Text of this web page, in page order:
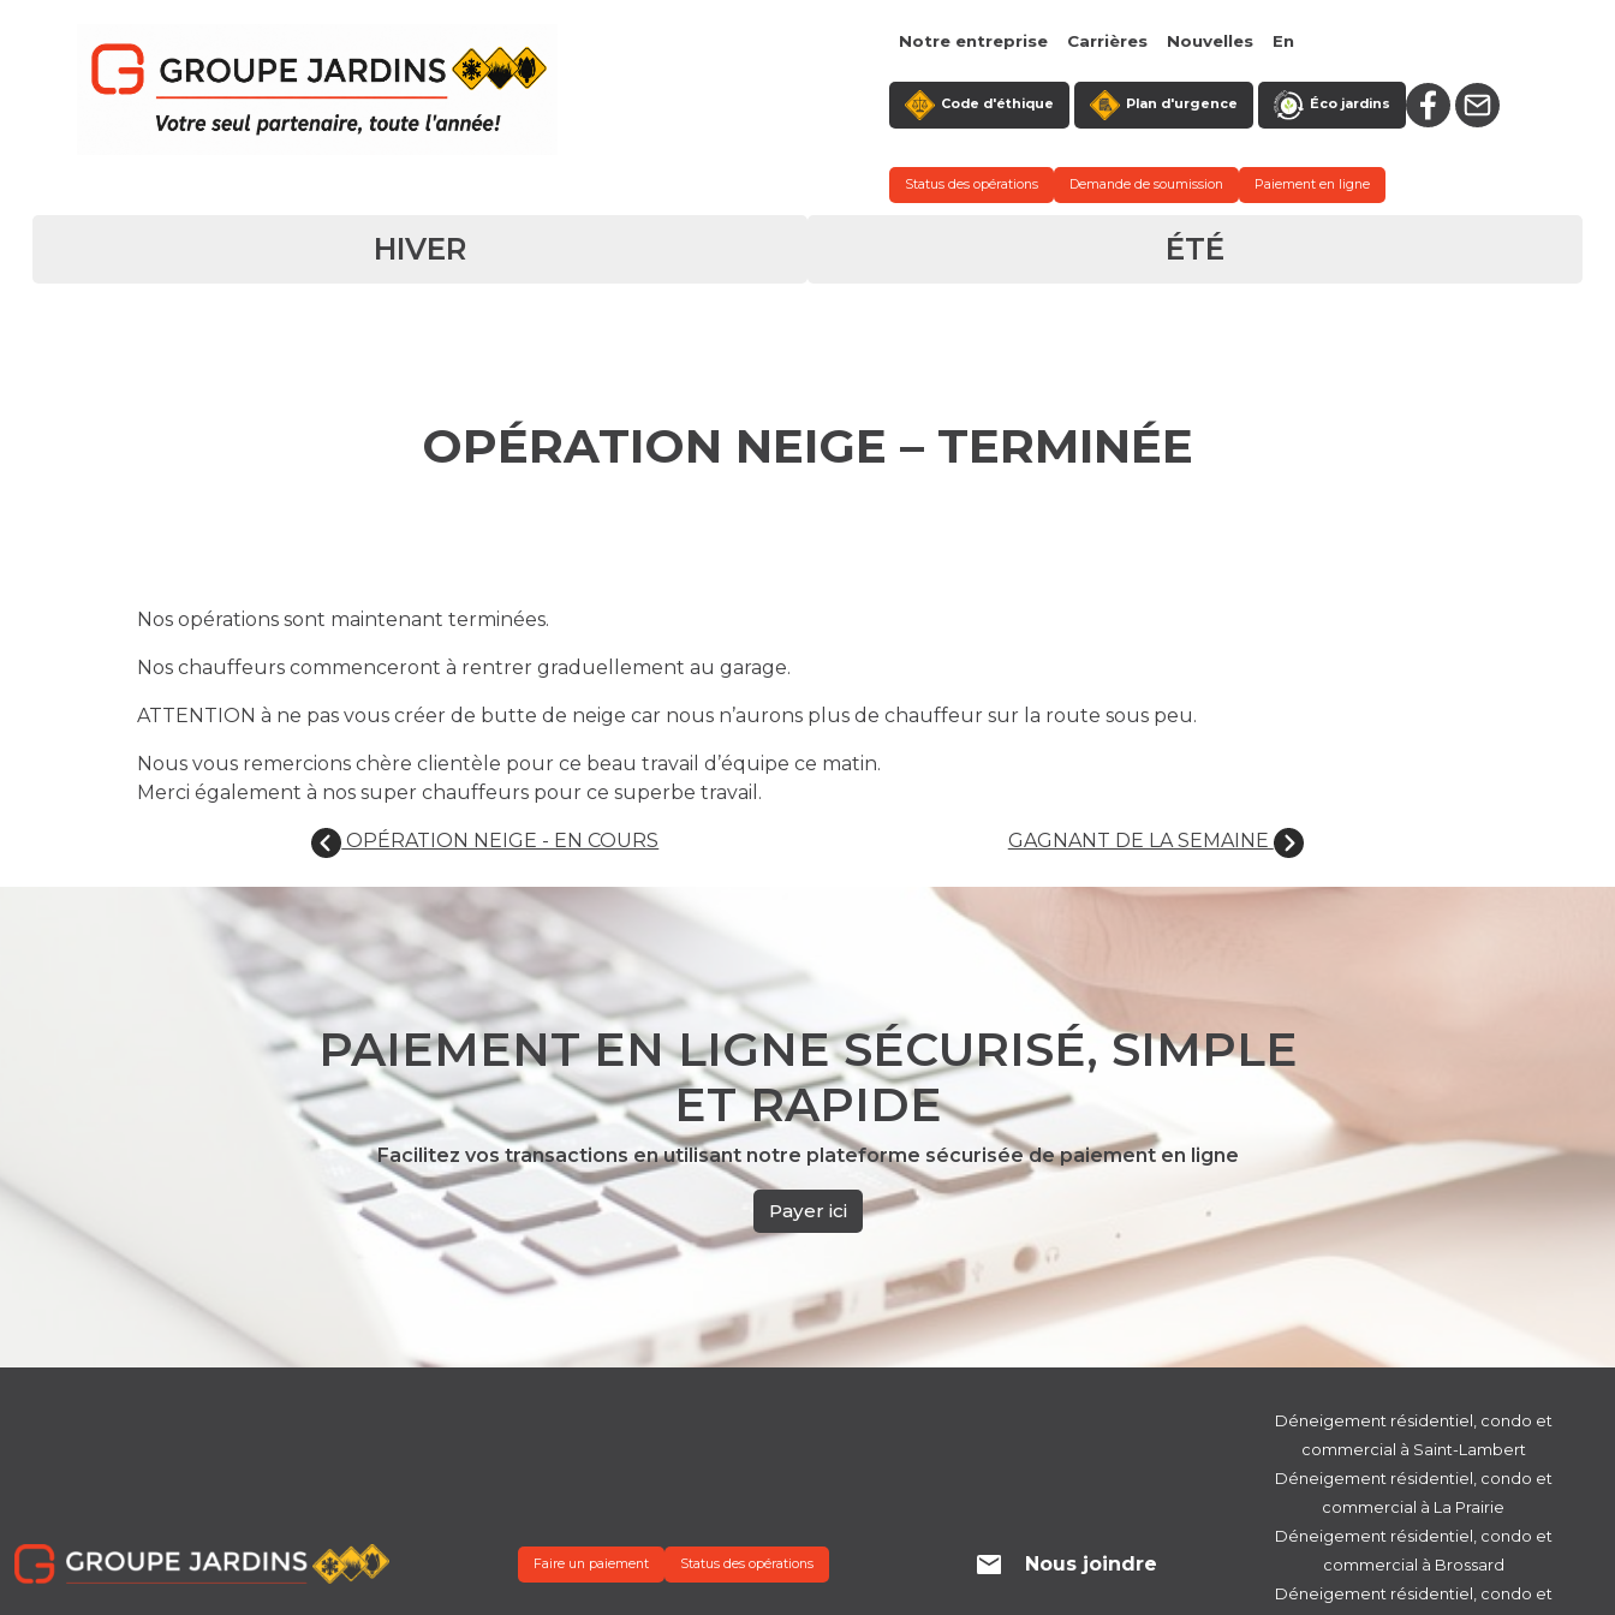
Notre entreprise Carrières Nouvelles En
Code d'éthique Plan d'urgence Éco jardins
Status des opérations Demande de soumission Paiement en ligne
HIVER ÉTÉ
OPÉRATION NEIGE – TERMINÉE
Nos opérations sont maintenant terminées.
Nos chauffeurs commenceront à rentrer graduellement au garage.
ATTENTION à ne pas vous créer de butte de neige car nous n’aurons plus de chauffeur sur la route sous peu.
Nous vous remercions chère clientèle pour ce beau travail d’équipe ce matin.
Merci également à nos super chauffeurs pour ce superbe travail.
OPÉRATION NEIGE - EN COURS GAGNANT DE LA SEMAINE
PAIEMENT EN LIGNE SÉCURISÉ, SIMPLE
ET RAPIDE
Facilitez vos transactions en utilisant notre plateforme sécurisée de paiement en ligne
Payer ici
Faire un paiement Status des opérations Nous joindre
Déneigement résidentiel, condo et
commercial à Saint-Lambert
Déneigement résidentiel, condo et
commercial à La Prairie
Déneigement résidentiel, condo et
commercial à Brossard
Déneigement résidentiel, condo et